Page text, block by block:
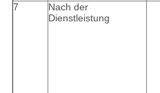
7
Nach der
Dienstleistung